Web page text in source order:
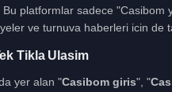
platformlar sadece
ve turnuva haberleri icin de
Tikla Ulasim
yer alan "Casibom giris", "